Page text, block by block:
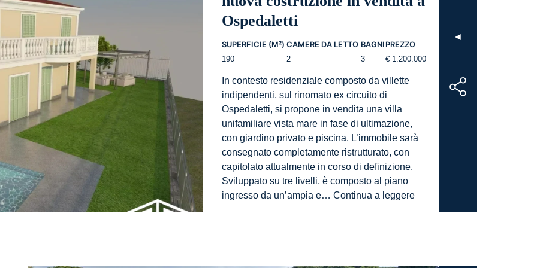
Ospedaletti
SUPERFICIE (M²) CAMERE DA LETTO BAGNI PREZZO
190
2 3 € 1.200.000
In contesto residenziale composto da villette
indipendenti, sul rinomato ex circuito di
Ospedaletti, si propone in vendita una villa
unifamiliare vista mare in fase di ultimazione,
con giardino privato e piscina. L’immobile sarà
consegnato completamente ristrutturato, con
capitolato attualmente in corso di definizione.
Sviluppato su tre livelli, è composto al piano
ingresso da un’ampia e…Continua a leggereAG-
◄